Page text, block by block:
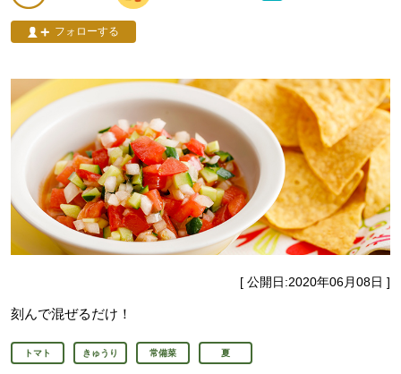
フォローする
[ 公開日:2020年06月08日 ]
刻んで混ぜるだけ！
トマト きゅうり 常備菜 夏